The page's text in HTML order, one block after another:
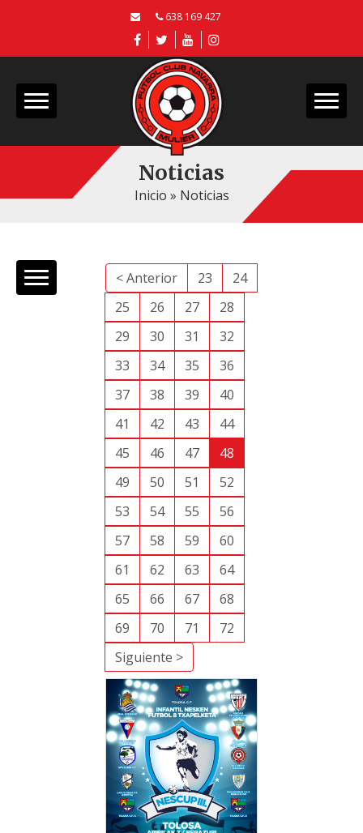
638 169 427
Noticias
Inicio » Noticias
< Anterior 23
24
25
26 27
28
29
30 31
32
33
34 35
36
37
38 39
40
41
42 43
44
45
46 47
48
49
50 51
52
53
54 55
56
57
58 59
60
61
62 63
64
65
66 67
68
69
70 71
72
Siguiente >